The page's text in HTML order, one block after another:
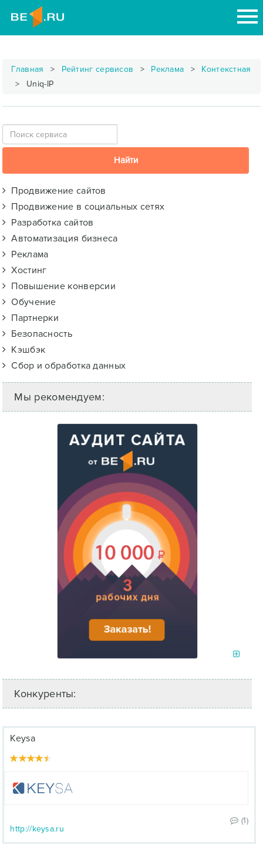
Главная Рейтинг сервисов Реклама
Контекстная
Uniq-IP
Продвижение сайтов
Продвижение в социальных сетях
Разработка сайтов
Автоматизация бизнеса
Реклама
Хостинг
Повышение конверсии
Обучение
Партнерки
Безопасность
Кэшбэк
Сбор и обработка данных
Мы рекомендуем:
Конкуренты:
Keysa
(1)
http://keysa.ru